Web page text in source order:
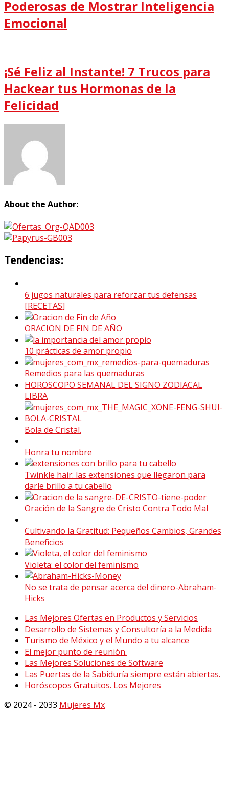
Poderosas de Mostrar Inteligencia
Emocional
¡Sé Feliz al Instante! 7 Trucos para
Hackear tus Hormonas de la
Felicidad
About the Author:
Tendencias:
6 jugos naturales para reforzar tus defensas
[RECETAS]
ORACION DE FIN DE AÑO
10 prácticas de amor propio
Remedios para las quemaduras
HOROSCOPO SEMANAL DEL SIGNO ZODIACAL
LIBRA
Bola de Cristal.
Honra tu nombre
Twinkle hair: las extensiones que llegaron para
darle brillo a tu cabello
Oración de la Sangre de Cristo Contra Todo Mal
Cultivando la Gratitud: Pequeños Cambios, Grandes
Beneficios
Violeta: el color del feminismo
No se trata de pensar acerca del dinero-Abraham-
Hicks
Las Mejores Ofertas en Productos y Servicios
Desarrollo de Sistemas y Consultoría a la Medida
Turismo de México y el Mundo a tu alcance
El mejor punto de reuniòn.
Las Mejores Soluciones de Software
Las Puertas de la Sabiduría siempre están abiertas.
Horóscopos Gratuitos. Los Mejores
© 2024 - 2033 Mujeres Mx